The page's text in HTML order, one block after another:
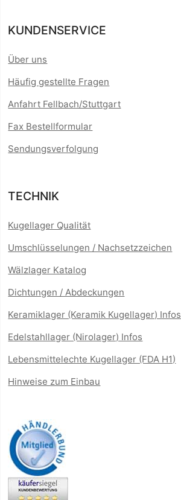
KUNDENSERVICE
Über uns
Häufig gestellte Fragen
Anfahrt Fellbach/Stuttgart
Fax Bestellformular
Sendungsverfolgung
TECHNIK
Kugellager Qualität
Umschlüsselungen / Nachsetzzeichen
Wälzlager Katalog
Dichtungen / Abdeckungen
Keramiklager (Keramik Kugellager) Infos
Edelstahllager (Nirolager) Infos
Lebensmittelechte Kugellager (FDA H1)
Hinweise zum Einbau